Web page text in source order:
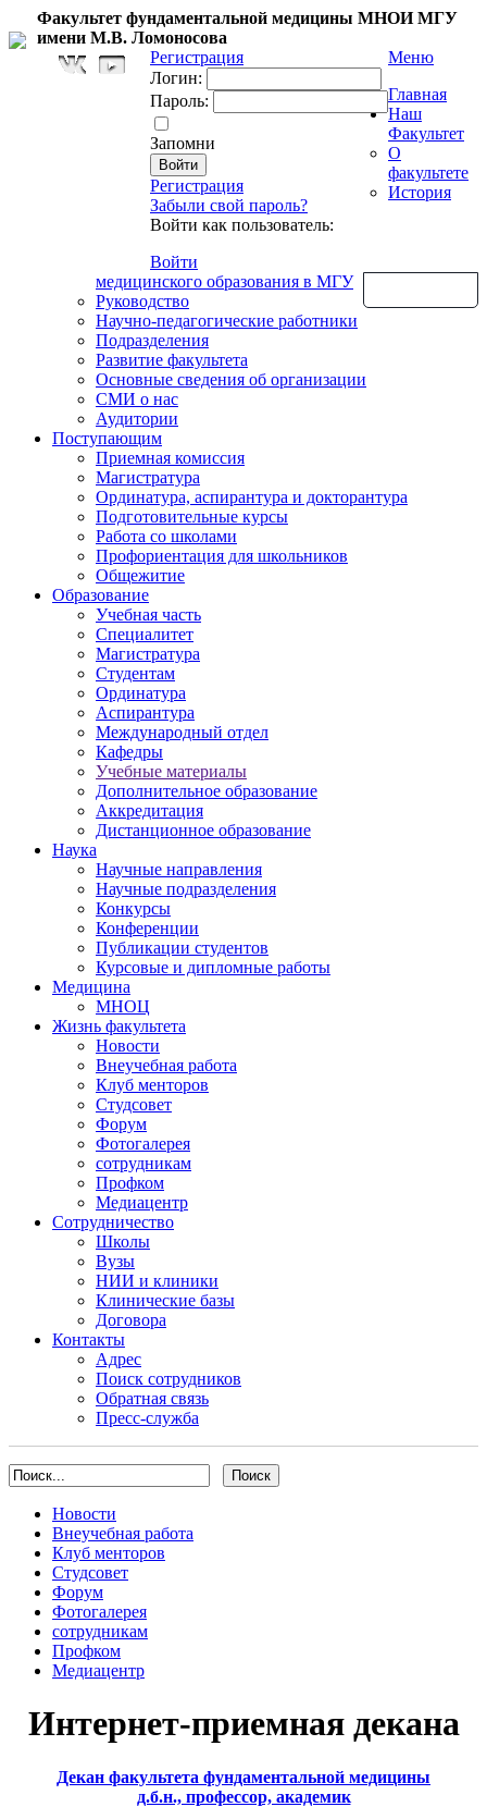
Факультет фундаментальной медицины МНОИ МГУ
имени М.В. Ломоносова
Регистрация
Логин:
Пароль:
Запомни
Регистрация
Забыли свой пароль?
Войти как пользователь:
Войти
Меню
Главная
Наш
Факультет
О
факультете
История
медицинского образования в МГУ
Руководство
Научно-педагогические работники
Подразделения
Развитие факультета
Основные сведения об организации
СМИ о нас
Аудитории
Поступающим
Приемная комиссия
Магистратура
Ординатура, аспирантура и докторантура
Подготовительные курсы
Работа со школами
Профориентация для школьников
Общежитие
Образование
Учебная часть
Специалитет
Магистратура
Студентам
Ординатура
Аспирантура
Международный отдел
Кафедры
Учебные материалы
Дополнительное образование
Аккредитация
Дистанционное образование
Наука
Научные направления
Научные подразделения
Конкурсы
Конференции
Публикации студентов
Курсовые и дипломные работы
Медицина
МНОЦ
Жизнь факультета
Новости
Внеучебная работа
Клуб менторов
Студсовет
Форум
Фотогалерея
сотрудникам
Профком
Медиацентр
Сотрудничество
Школы
Вузы
НИИ и клиники
Клинические базы
Договора
Контакты
Адрес
Поиск сотрудников
Обратная связь
Пресс-служба
Новости
Внеучебная работа
Клуб менторов
Студсовет
Форум
Фотогалерея
сотрудникам
Профком
Медиацентр
Интернет-приемная декана
Декан факультета фундаментальной медицины
д.б.н., профессор, академик